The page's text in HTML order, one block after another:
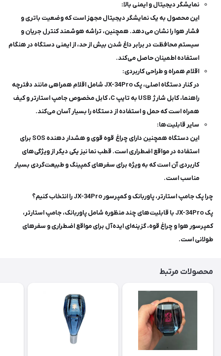
نمایشگر دیجیتال و ایمنی بالا:
این محصول به یک نمایشگر دیجیتال مجهز است که وضعیت باتری و
فشار هوا را نشان می‌دهد. همچنین، تراشه هوشمند کنترل جریان و
سیستم محافظت در برابر داغ شدن بیش از حد، از ایمنی دستگاه در هنگام
استفاده اطمینان حاصل می‌کند.
اقلام همراه و طراحی کاربردی:
در کنار دستگاه اصلی، پک JX-34Pro شامل اقلام همراهی مانند دفترچه
راهنما، کابل شارژ USB به تایپ C، کابل مخصوص جامپ استارتر و کیف
همراه است که حمل و استفاده از دستگاه را بسیار آسان می‌کند.
سایر قابلیت‌ها:
این دستگاه همچنین دارای چراغ قوه قوی و هشدار دهنده SOS برای
استفاده در مواقع اضطراری است. قطب نما نیز یکی دیگر از ویژگی‌های
کاربردی آن است که به ویژه برای سفرهای کمپینگ و طبیعت‌گردی بسیار
مناسب است.
چرا پک جامپ استارتر، پاوربانک و کمپرسور JX-34Pro را انتخاب کنیم؟
پک JX-34Pro با قابلیت‌های چند منظوره شامل پاوربانک، جامپ استارتر،
کمپرسور هوا و چراغ قوه، گزینه‌ای ایده‌آل برای مواقع اضطراری و سفرهای
طولانی است.
محصولات مرتبط